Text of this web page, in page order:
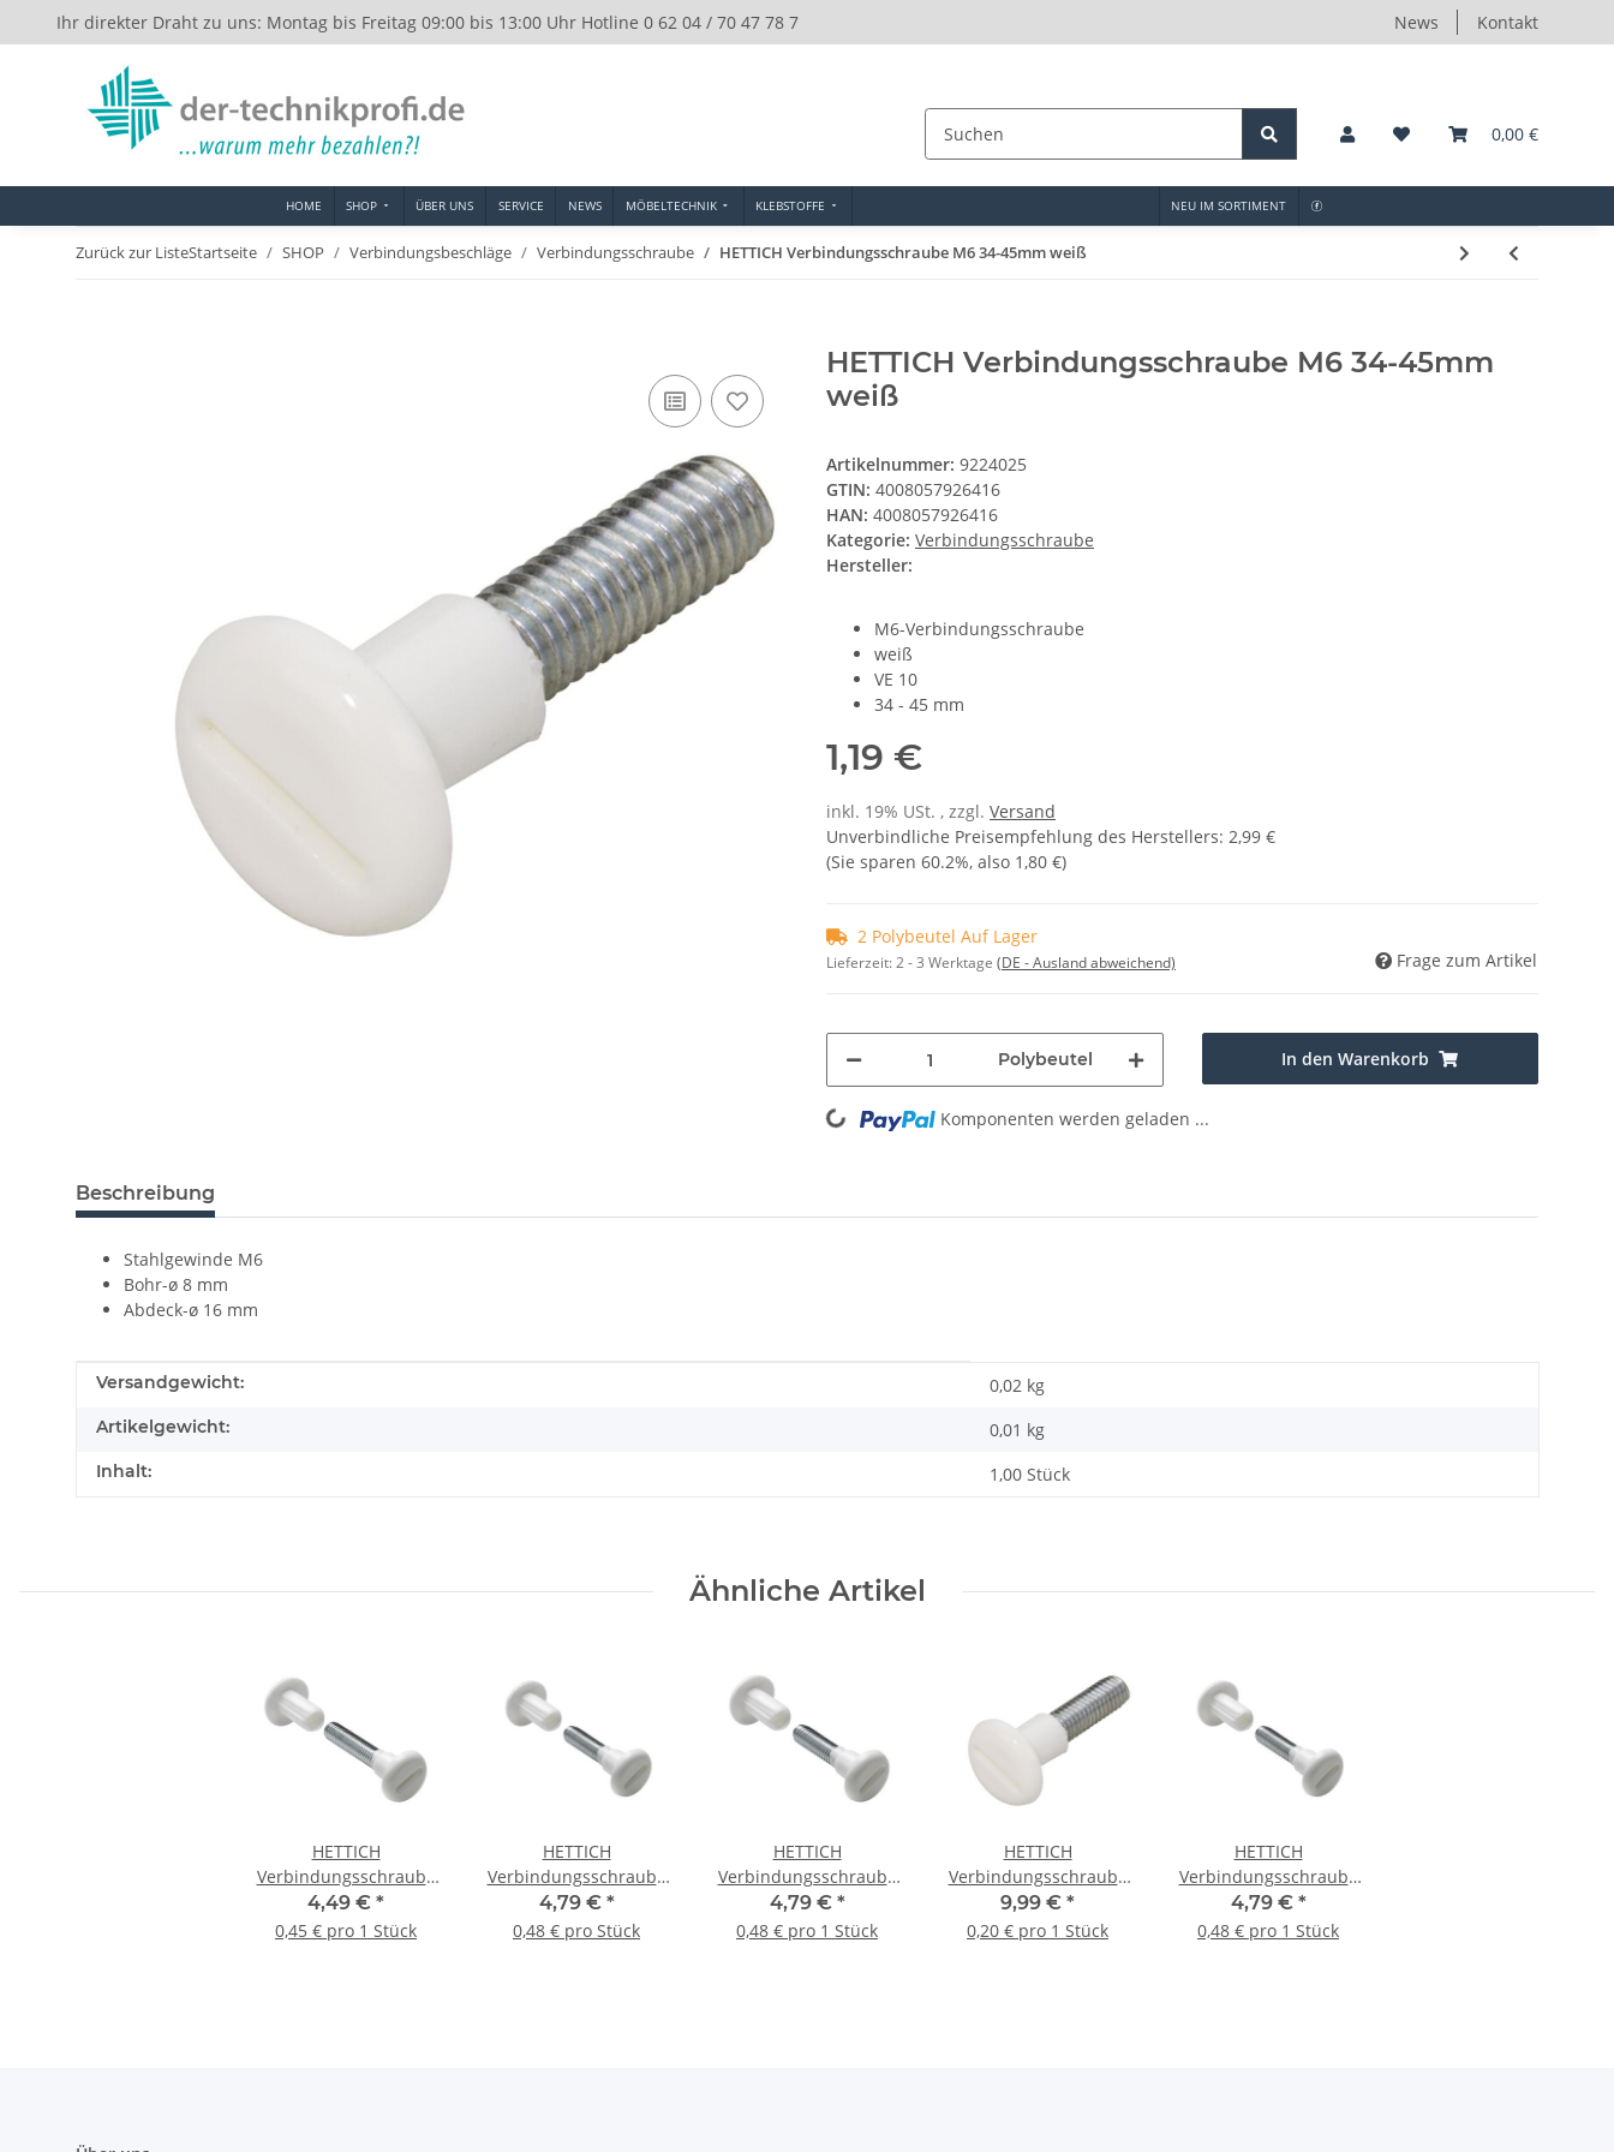
Ihr direkter Draht zu uns: Montag bis Freitag 09:00 bis 13:00 Uhr Hotline 0 62 04 / 70 47 78 7 News Kontakt
0,00 €
HOME SHOP ÜBER UNS SERVICE NEWS MÖBELTECHNIK KLEBSTOFFE NEU IM SORTIMENT
Zurück zur ListeStartseite SHOP Verbindungsbeschläge Verbindungsschraube HETTICH Verbindungsschraube M6 34-45mm weiß
HETTICH Verbindungsschraube M6 34-45mm
weiß
Artikelnummer: 9224025
GTIN: 4008057926416
HAN: 4008057926416
Kategorie: Verbindungsschraube
Hersteller:
M6-Verbindungsschraube
weiß
VE 10
34 - 45 mm
1,19 €
inkl. 19% USt. , zzgl. Versand
Unverbindliche Preisempfehlung des Herstellers: 2,99 €
(Sie sparen 60.2%, also 1,80 €)
2 Polybeutel Auf Lager
Lieferzeit:2 - 3 Werktage (DE - Ausland abweichend) Frage zum Artikel
Polybeutel In den Warenkorb
Loading... Komponenten werden geladen ...
Beschreibung
Stahlgewinde M6
Bohr-ø 8 mm
Abdeck-ø 16 mm
Produkteigenschaft
Wert
Versandgewicht: 0,02 kg
Artikelgewicht: 0,01 kg
Inhalt: 1,00 Stück
Ähnliche Artikel
HETTICH
Verbindungsschraube
M6, 34-45 mm, weiß, 10
Stück
4,49 € *
0,45 € pro 1 Stück
HETTICH
Verbindungsschraube
M6, 29-40 mm, weiß, 10
Stück
4,79 € *
0,48 € pro Stück
HETTICH
Verbindungsschraube
M6, 29-40mm, weiß, 10
Stück
4,79 € *
0,48 € pro 1 Stück
HETTICH
Verbindungsschraube
M6, 34-45 mm, weiß, 50
Stück
9,99 € *
0,20 € pro 1 Stück
HETTICH
Verbindungsschraube
M6, 29-40 mm, weiß, 10
Stück
4,79 € *
0,48 € pro 1 Stück